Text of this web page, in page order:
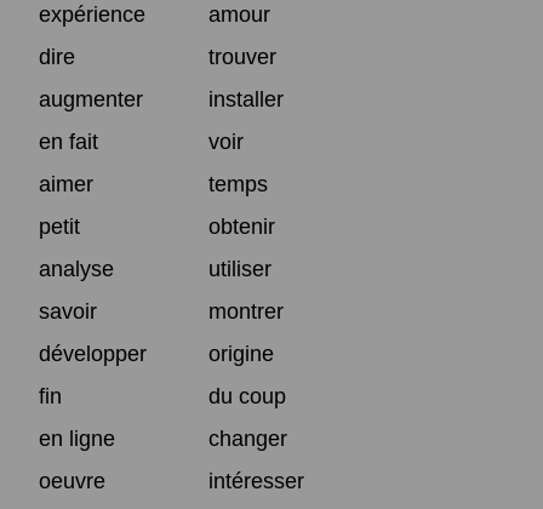
expérience
amour
dire
trouver
augmenter
installer
en fait
voir
aimer
temps
petit
obtenir
analyse
utiliser
savoir
montrer
développer
origine
fin
du coup
en ligne
changer
oeuvre
intéresser